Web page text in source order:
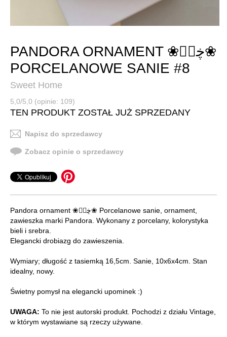
PANDORA ORNAMENT ❀ڿڰۣ❀
PORCELANOWE SANIE #8
Sweet Home
5,0/5,0 (opinie: 109)
TEN PRODUKT ZOSTAŁ JUŻ SPRZEDANY
Napisz do sprzedawcy
Zobacz opinie o sprzedawcy
Pandora ornament ❀ڿڰۣ❀ Porcelanowe sanie, ornament,
zawieszka marki Pandora. Wykonany z porcelany, kolorystyka
bieli i srebra.
Elegancki drobiazg do zawieszenia.
Wymiary; długość z tasiemką 16,5cm. Sanie, 10x6x4cm. Stan
idealny, nowy.
Świetny pomysł na elegancki upominek :)
UWAGA: To nie jest autorski produkt. Pochodzi z działu Vintage,
w którym wystawiane są rzeczy używane.